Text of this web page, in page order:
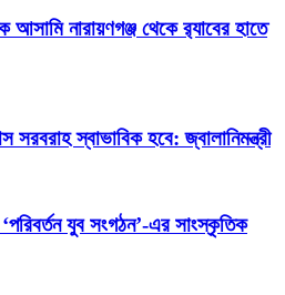
আসামি নারায়ণগঞ্জ থেকে র‌্যাবের হাতে
স্বাভাবিক হবে: জ্বালানিমন্ত্রী
যুব সংগঠন’-এর সাংস্কৃতিক